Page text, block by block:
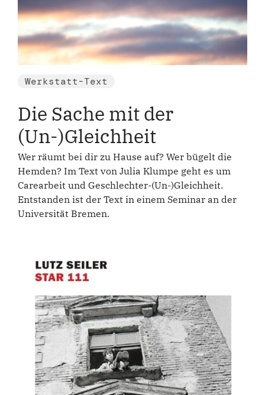
Werkstatt-Text
Die Sache mit der
(Un-)Gleichheit
Wer räumt bei dir zu Hause auf? Wer bügelt die
Hemden? Im Text von Julia Klumpe geht es um
Carearbeit und Geschlechter-(Un-)Gleichheit.
Entstanden ist der Text in einem Seminar an der
Universität Bremen.